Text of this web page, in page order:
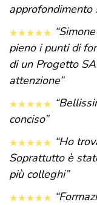
approfondimento
pieno i punti di
di un Progetto
attenzione”
conciso”
“Ho
Soprattutto è
più colleghi”